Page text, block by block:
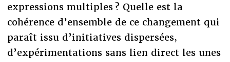
expressions multiples ? Quelle est la
cohérence d’ensemble de ce changement qui
paraît issu d’initiatives dispersées,
d’expérimentations sans lien direct les unes